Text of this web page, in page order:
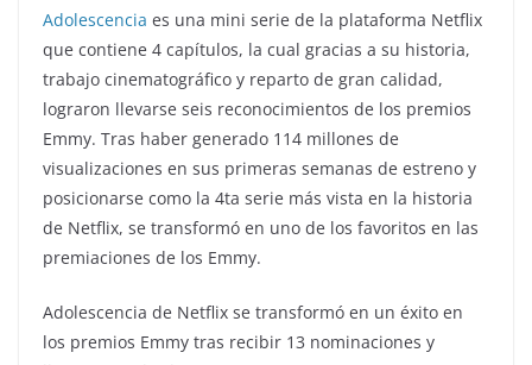
Adolescencia es una mini serie de la plataforma Netflix
que contiene 4 capítulos, la cual gracias a su historia,
trabajo cinematográfico y reparto de gran calidad,
lograron llevarse seis reconocimientos de los premios
Emmy. Tras haber generado 114 millones de
visualizaciones en sus primeras semanas de estreno y
posicionarse como la 4ta serie más vista en la historia
de Netflix, se transformó en uno de los favoritos en las
premiaciones de los Emmy.
Adolescencia de Netflix se transformó en un éxito en
los premios Emmy tras recibir 13 nominaciones y